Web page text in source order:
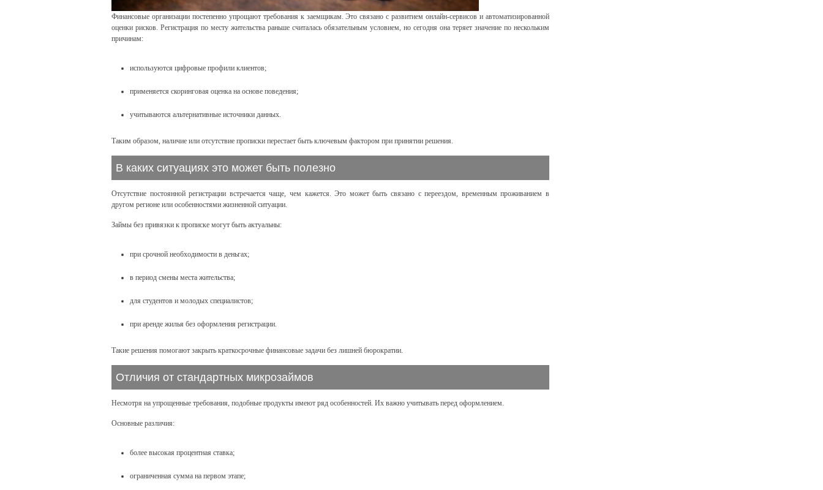
Финансовые организации постепенно упрощают требования к заемщикам. Это связано с развитием онлайн-сервисов и автоматизированной
оценки рисков. Регистрация по месту жительства раньше считалась обязательным условием, но сегодня она теряет значение по нескольким
причинам:
используются цифровые профили клиентов;
применяется скоринговая оценка на основе поведения;
учитываются альтернативные источники данных.
Таким образом, наличие или отсутствие прописки перестает быть ключевым фактором при принятии решения.
В каких ситуациях это может быть полезно
Отсутствие постоянной регистрации встречается чаще, чем кажется. Это может быть связано с переездом, временным проживанием в
другом регионе или особенностями жизненной ситуации.
Займы без привязки к прописке могут быть актуальны:
при срочной необходимости в деньгах;
в период смены места жительства;
для студентов и молодых специалистов;
при аренде жилья без оформления регистрации.
Такие решения помогают закрыть краткосрочные финансовые задачи без лишней бюрократии.
Отличия от стандартных микрозаймов
Несмотря на упрощенные требования, подобные продукты имеют ряд особенностей. Их важно учитывать перед оформлением.
Основные различия:
более высокая процентная ставка;
ограниченная сумма на первом этапе;